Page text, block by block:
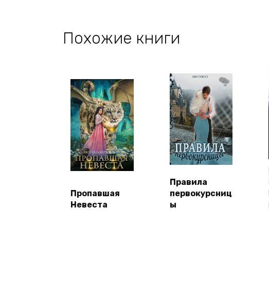
Похожие книги
Пропавшая
Невеста
Правила
первокурсниц
ы